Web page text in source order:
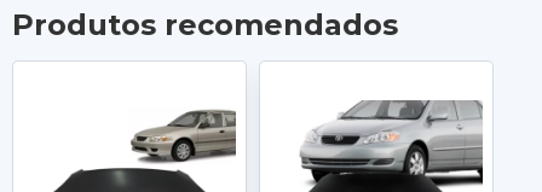
Produtos recomendados